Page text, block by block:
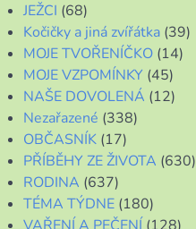
JEŽCI (68)
Kočičky a jiná zvířátka (39)
MOJE TVOŘENÍČKO (14)
MOJE VZPOMÍNKY (45)
NAŠE DOVOLENÁ (12)
Nezařazené (338)
OBČASNÍK (17)
PŘÍBĚHY ZE ŽIVOTA (630)
RODINA (637)
TÉMA TÝDNE (180)